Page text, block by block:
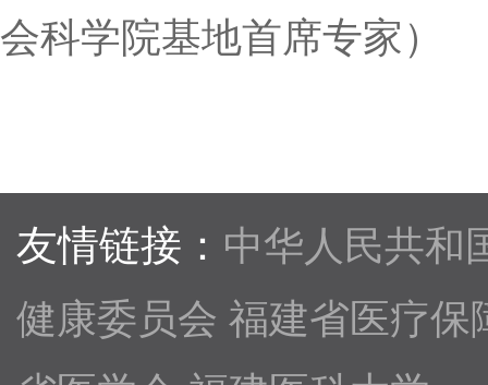
会科学院基地首席专家）
友情链接： 中华人民共和
健康委员会 福建省医疗保